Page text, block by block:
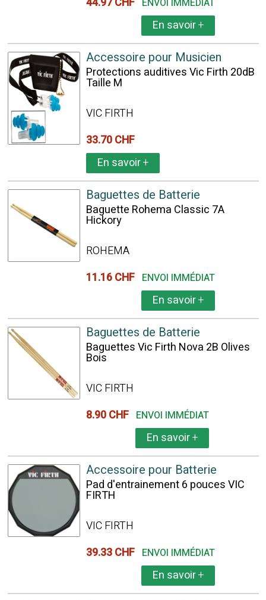
ENVOI IMMÉDIAT
En savoir+
Accessoire pour Musicien
Protections auditives Vic Firth 20dB
Taille M
VIC FIRTH
33.70 CHF
En savoir+
Baguettes de Batterie
Baguette Rohema Classic 7A
Hickory
ROHEMA
11.16 CHF ENVOI IMMÉDIAT
En savoir+
Baguettes de Batterie
Baguettes Vic Firth Nova 2B Olives
Bois
VIC FIRTH
8.90 CHF ENVOI IMMÉDIAT
En savoir+
Accessoire pour Batterie
Pad d'entrainement 6 pouces VIC
FIRTH
VIC FIRTH
39.33 CHF ENVOI IMMÉDIAT
En savoir+